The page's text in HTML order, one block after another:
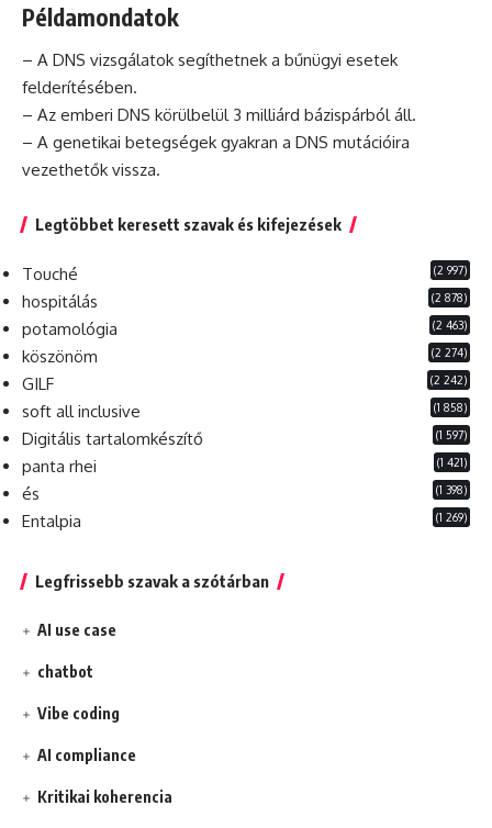
Példamondatok
– A DNS vizsgálatok segíthetnek a bűnügyi esetek
felderítésében.
– Az emberi DNS körülbelül 3 milliárd bázispárból áll.
– A genetikai betegségek gyakran a DNS mutációira
vezethetők vissza.
Legtöbbet keresett szavak és kifejezések
Touché (2 997)
hospitálás (2 878)
potamológia (2 463)
köszönöm (2 274)
GILF (2 242)
soft all inclusive (1 858)
Digitális tartalomkészítő (1 597)
panta rhei (1 421)
és (1 398)
Entalpia (1 269)
Legfrissebb szavak a szótárban
AI use case
chatbot
Vibe coding
AI compliance
Kritikai koherencia